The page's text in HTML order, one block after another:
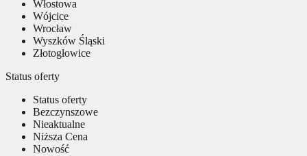
Włostowa
Wójcice
Wrocław
Wyszków Śląski
Złotogłowice
Status oferty
Status oferty
Bezczynszowe
Nieaktualne
Niższa Cena
Nowość